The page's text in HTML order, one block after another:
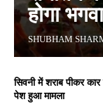
होगा
SHUBHAM
सिवनी में शराब पीकर
पेश हुआ मामला